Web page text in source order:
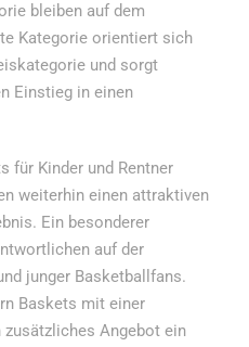
bleiben auf dem
Kategorie orientiert sich
und sorgt
Einstieg in einen
für Kinder und Rentner
weiterhin einen attraktiven
Ein besonderer
auf der
junger Basketballfans.
Baskets mit einer
Angebot ein